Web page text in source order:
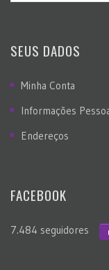
SEUS DADOS
Minha Conta
Informações
Endereços
FACEBOOK
7.484 seguidores